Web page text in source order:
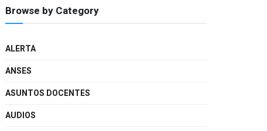
Browse by Category
ALERTA
ANSES
ASUNTOS DOCENTES
AUDIOS